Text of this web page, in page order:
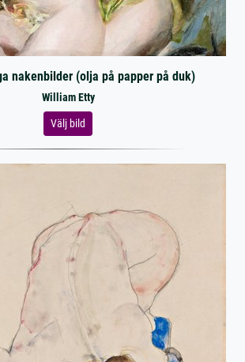
nakenbilder (olja på papper på duk)
William Etty
Välj bild